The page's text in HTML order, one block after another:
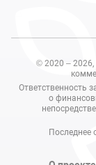
© 2020 –
Ответственность
о
Последнее